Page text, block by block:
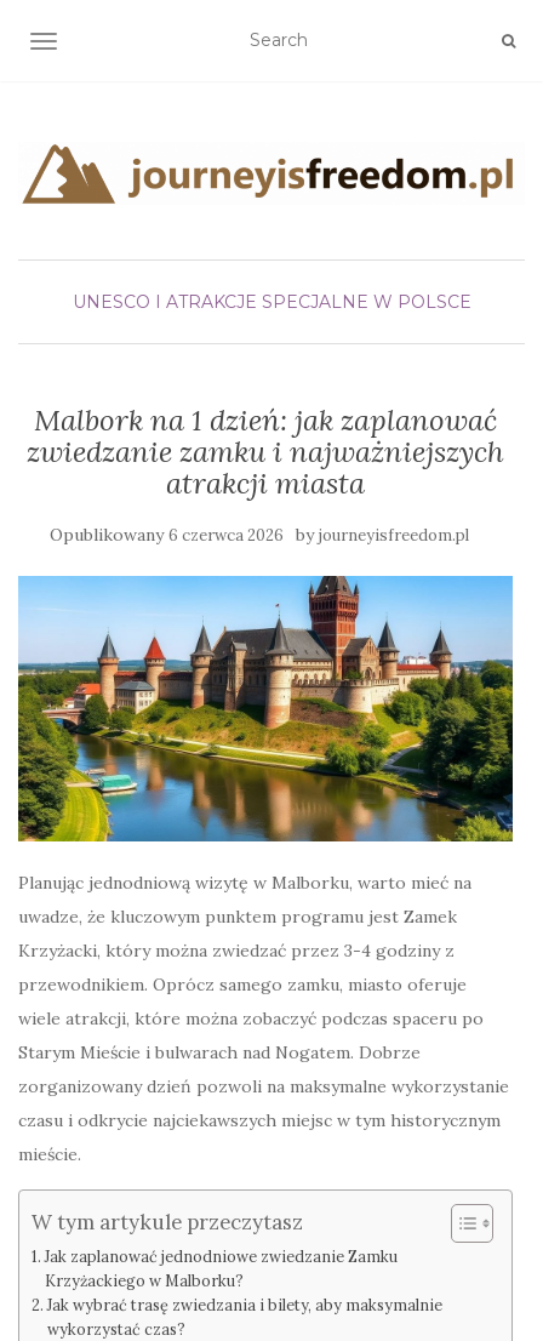
TOGGLE NAVIGATION
UNESCO I ATRAKCJE SPECJALNE W POLSCE
Malbork na 1 dzień: jak zaplanować
zwiedzanie zamku i najważniejszych
atrakcji miasta
Opublikowany6 czerwca 2026 byjourneyisfreedom.pl
Planując jednodniową wizytę w Malborku, warto mieć na
uwadze, że kluczowym punktem programu jest Zamek
Krzyżacki, który można zwiedzać przez 3-4 godziny z
przewodnikiem. Oprócz samego zamku, miasto oferuje
wiele atrakcji, które można zobaczyć podczas spaceru po
Starym Mieście i bulwarach nad Nogatem. Dobrze
zorganizowany dzień pozwoli na maksymalne wykorzystanie
czasu i odkrycie najciekawszych miejsc w tym historycznym
mieście.
W tym artykule przeczytasz
Jak zaplanować jednodniowe zwiedzanie Zamku
Krzyżackiego w Malborku?
Jak wybrać trasę zwiedzania i bilety, aby maksymalnie
wykorzystać czas?